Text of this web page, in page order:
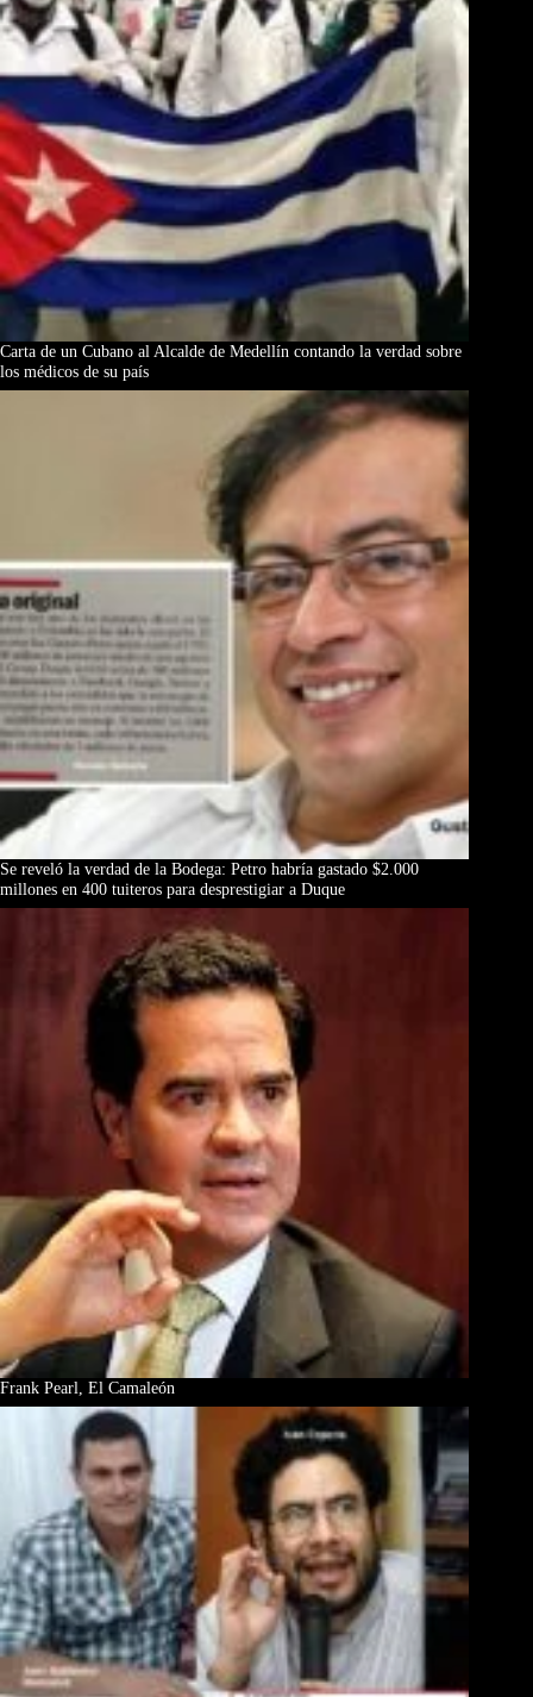
Carta de un Cubano al Alcalde de Medellín contando la verdad sobre
los médicos de su país
Se reveló la verdad de la Bodega: Petro habría gastado $2.000
millones en 400 tuiteros para desprestigiar a Duque
Frank Pearl, El Camaleón